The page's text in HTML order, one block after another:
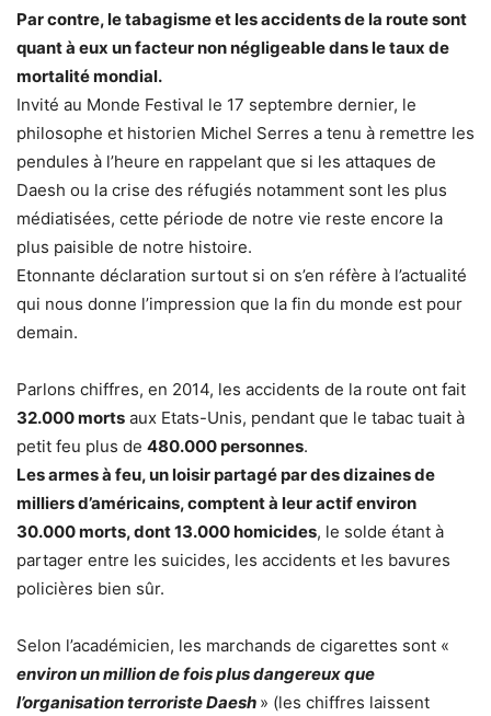
Par contre, le tabagisme et les accidents de la route sont
quant à eux un facteur non négligeable dans le taux de
mortalité mondial.
Invité au Monde Festival le 17 septembre dernier, le
philosophe et historien Michel Serres a tenu à remettre les
pendules à l’heure en rappelant que si les attaques de
Daesh ou la crise des réfugiés notamment sont les plus
médiatisées, cette période de notre vie reste encore la
plus paisible de notre histoire.
Etonnante déclaration surtout si on s’en réfère à l’actualité
qui nous donne l’impression que la fin du monde est pour
demain.
Parlons chiffres, en 2014, les accidents de la route ont fait
32.000 morts aux Etats-Unis, pendant que le tabac tuait à
petit feu plus de 480.000 personnes.
Les armes à feu, un loisir partagé par des dizaines de
milliers d’américains, comptent à leur actif environ
30.000 morts, dont 13.000 homicides, le solde étant à
partager entre les suicides, les accidents et les bavures
policières bien sûr.
Selon l’académicien, les marchands de cigarettes sont «
environ un million de fois plus dangereux que
l’organisation terroriste Daesh » (les chiffres laissent